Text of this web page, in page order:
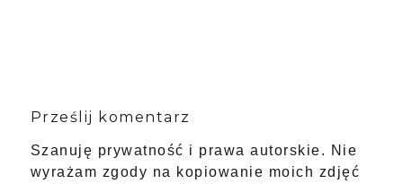
Prześlij komentarz
Szanuję prywatność i prawa autorskie. Nie
wyrażam zgody na kopiowanie moich zdjęć